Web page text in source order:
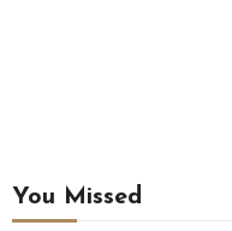
You Missed